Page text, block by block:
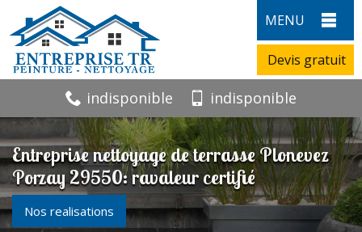
MENU
Devis gratuit
indisponible indisponible
Entreprise nettoyage de terrasse Plonevez
Porzay 29550: ravaleur certifié
Nos realisations